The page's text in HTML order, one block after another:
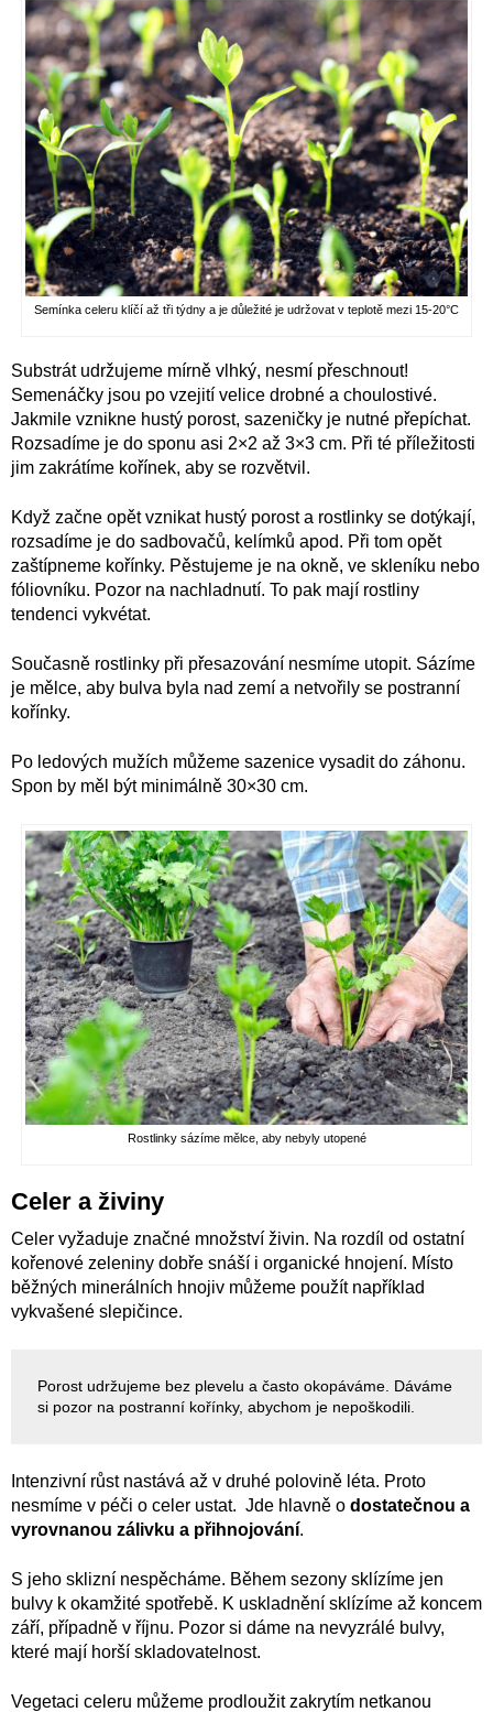
Semínka celeru klíčí až tři týdny a je důležité je udržovat v teplotě mezi 15-20°C
Substrát udržujeme mírně vlhký, nesmí přeschnout!
Semenáčky jsou po vzejití velice drobné a choulostivé.
Jakmile vznikne hustý porost, sazeničky je nutné přepíchat.
Rozsadíme je do sponu asi 2×2 až 3×3 cm. Při té příležitosti
jim zakrátíme kořínek, aby se rozvětvil.
Když začne opět vznikat hustý porost a rostlinky se dotýkají,
rozsadíme je do sadbovačů, kelímků apod. Při tom opět
zaštípneme kořínky. Pěstujeme je na okně, ve skleníku nebo
fóliovníku. Pozor na nachladnutí. To pak mají rostliny
tendenci vykvétat.
Současně rostlinky při přesazování nesmíme utopit. Sázíme
je mělce, aby bulva byla nad zemí a netvořily se postranní
kořínky.
Po ledových mužích můžeme sazenice vysadit do záhonu.
Spon by měl být minimálně 30×30 cm.
Rostlinky sázíme mělce, aby nebyly utopené
Celer a živiny
Celer vyžaduje značné množství živin. Na rozdíl od ostatní
kořenové zeleniny dobře snáší i organické hnojení. Místo
běžných minerálních hnojiv můžeme použít například
vykvašené slepičince.
Porost udržujeme bez plevelu a často okopáváme. Dáváme
si pozor na postranní kořínky, abychom je nepoškodili.
Intenzivní růst nastává až v druhé polovině léta. Proto
nesmíme v péči o celer ustat. Jde hlavně o dostatečnou a
vyrovnanou zálivku a přihnojování.
S jeho sklizní nespěcháme. Během sezony sklízíme jen
bulvy k okamžité spotřebě. K uskladnění sklízíme až koncem
září, případně v říjnu. Pozor si dáme na nevyzrálé bulvy,
které mají horší skladovatelnost.
Vegetaci celeru můžeme prodloužit zakrytím netkanou